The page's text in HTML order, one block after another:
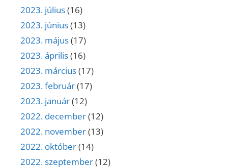
2023. július(16)
2023. június(13)
2023. május(17)
2023. április(16)
2023. március(17)
2023. február(17)
2023. január(12)
2022. december(12)
2022. november(13)
2022. október(14)
2022. szeptember(12)